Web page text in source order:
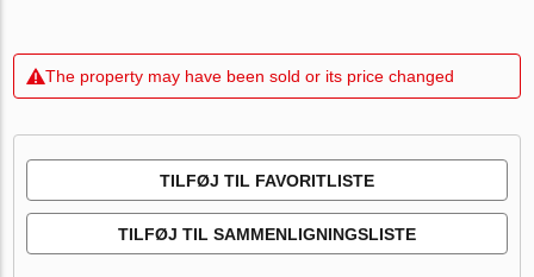
The property may have been sold or its price changed
TILFØJ TIL FAVORITLISTE
TILFØJ TIL SAMMENLIGNINGSLISTE